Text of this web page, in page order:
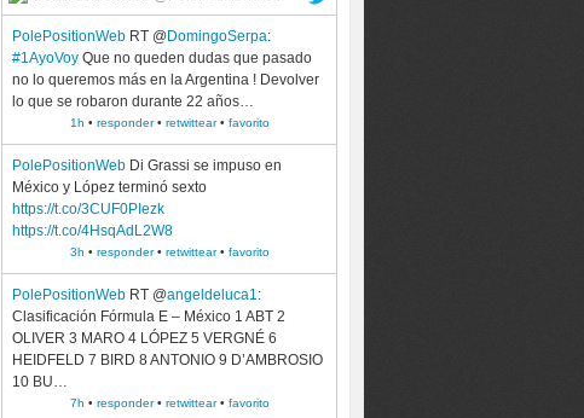
PolePositionWeb RT @ DomingoSerpa:
#1AyoVoy Que no queden dudas que pasado
no lo queremos más en la Argentina ! Devolver
lo que se robaron durante 22 años…
1h • responder• retwittear• favorito
PolePositionWeb Di Grassi se impuso en
México y López terminó sexto
https://t.co/3CUF0PIezk
https://t.co/4HsqAdL2W8
3h • responder• retwittear• favorito
PolePositionWeb RT @angeldeluca1:
Clasificación Fórmula E – México 1 ABT 2
OLIVER 3 MARO 4 LÓPEZ 5 VERGNÉ 6
HEIDFELD 7 BIRD 8 ANTONIO 9 D’AMBROSIO
10 BU…
7h • responder• retwittear• favorito